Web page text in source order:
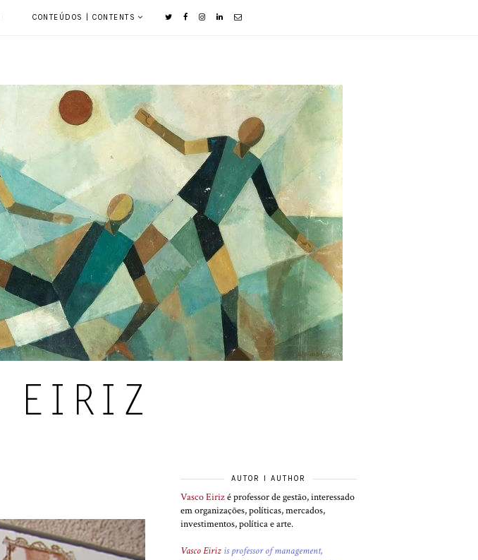
CONTEÚDOS | CONTENTS
AUTOR I AUTHOR
Vasco Eirizé professor de gestão, interessado
em organizações, políticas, mercados,
investimentos, política e arte.
Vasco Eiriz is professor of management,